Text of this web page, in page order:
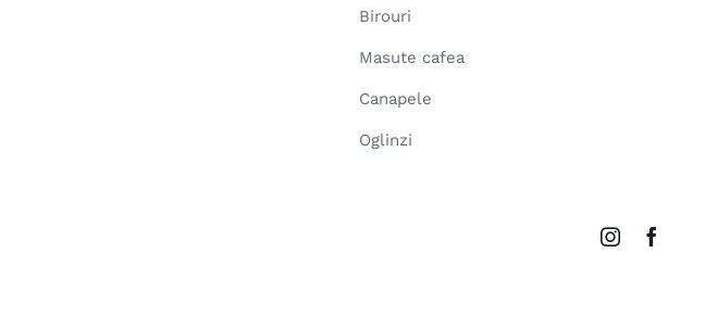
Birouri
Masute cafea
Canapele
Oglinzi